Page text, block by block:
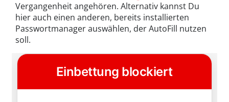
Vergangenheit angehören. Alternativ kannst Du
hier auch einen anderen, bereits installierten
Passwortmanager auswählen, der AutoFill nutzen
soll.